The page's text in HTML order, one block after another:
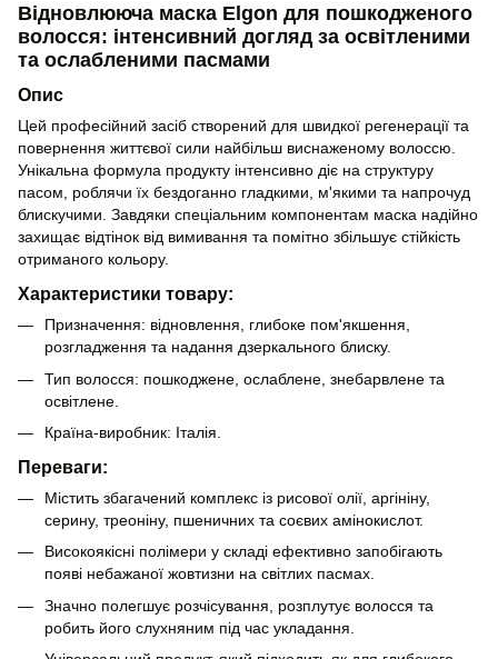
Відновлююча маска Elgon для пошкодженого
волосся: інтенсивний догляд за освітленими
та ослабленими пасмами
Опис
Цей професійний засіб створений для швидкої регенерації та
повернення життєвої сили найбільш виснаженому волоссю.
Унікальна формула продукту інтенсивно діє на структуру
пасом, роблячи їх бездоганно гладкими, м'якими та напрочуд
блискучими. Завдяки спеціальним компонентам маска надійно
захищає відтінок від вимивання та помітно збільшує стійкість
отриманого кольору.
Характеристики товару:
Призначення: відновлення, глибоке пом'якшення,
розгладження та надання дзеркального блиску.
Тип волосся: пошкоджене, ослаблене, знебарвлене та
освітлене.
Країна-виробник: Італія.
Переваги:
Містить збагачений комплекс із рисової олії, аргініну,
серину, треоніну, пшеничних та соєвих амінокислот.
Високоякісні полімери у складі ефективно запобігають
появі небажаної жовтизни на світлих пасмах.
Значно полегшує розчісування, розплутує волосся та
робить його слухняним під час укладання.